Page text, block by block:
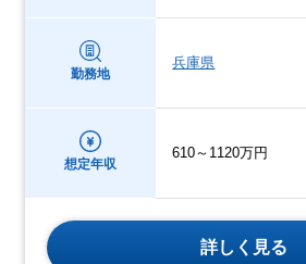
勤務地
兵庫県
想定年収
610～1120万円
詳しく見る